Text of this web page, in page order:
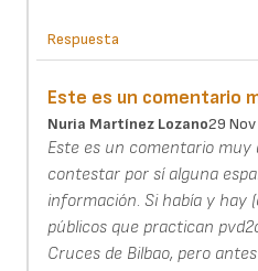
Respuesta
Este es un comentario
Nuria Martínez Lozano29
Este es un comentario
contestar por sí alguna
información. Si había y hay
públicos que practican
Cruces de Bilbao, pero